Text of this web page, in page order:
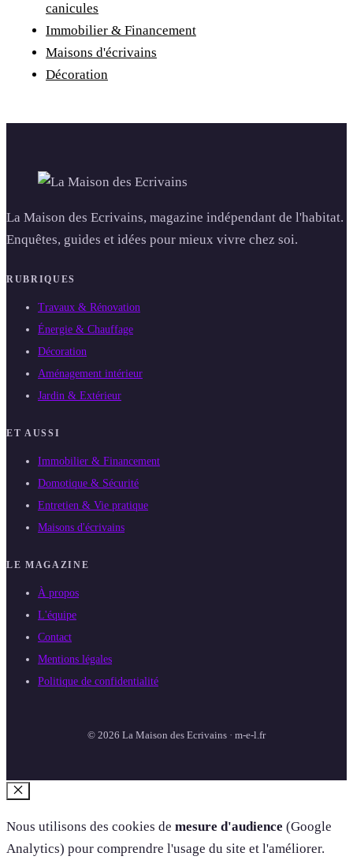
canicules
Immobilier & Financement
Maisons d'écrivains
Décoration
La Maison des Ecrivains, magazine indépendant de l'habitat.
Enquêtes, guides et idées pour mieux vivre chez soi.
RUBRIQUES
Travaux & Rénovation
Énergie & Chauffage
Décoration
Aménagement intérieur
Jardin & Extérieur
ET AUSSI
Immobilier & Financement
Domotique & Sécurité
Entretien & Vie pratique
Maisons d'écrivains
LE MAGAZINE
À propos
L'équipe
Contact
Mentions légales
Politique de confidentialité
© 2026 La Maison des Ecrivains · m-e-l.fr
Fermer
Nous utilisons des cookies de mesure d'audience (Google
Analytics) pour comprendre l'usage du site et l'améliorer.